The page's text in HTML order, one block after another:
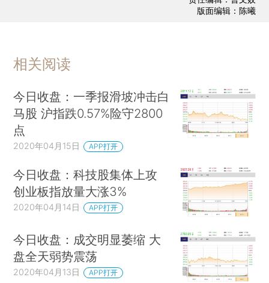
版面编辑：陈曦
相关阅读
今日收盘：一季报滑坡冲击白
马股 沪指跌0.57%险守2800
点
2020年04月15日 APP打开
今日收盘：科技股集体上攻
创业板指放量大涨3%
2020年04月14日 APP打开
今日收盘：成交明显萎缩 大
盘全天弱势震荡
2020年04月13日 APP打开